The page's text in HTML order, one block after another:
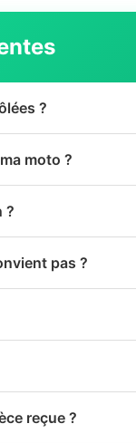
?
moto ?
?
pas ?
reçue ?